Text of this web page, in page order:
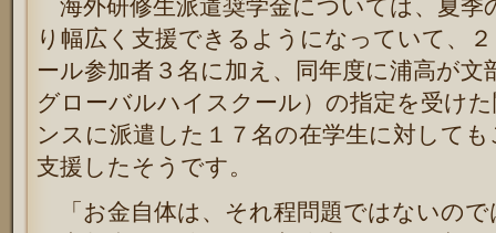
海外研修生派遣奨学金については、夏季
り幅広く支援できるようになっていて、
ール参加者３名に加え、同年度に浦高が
グローバルハイスクール）の指定を受け
ンスに派遣した１７名の在学生に対して
支援したそうです。
「お金自体は、それ程問題ではないので